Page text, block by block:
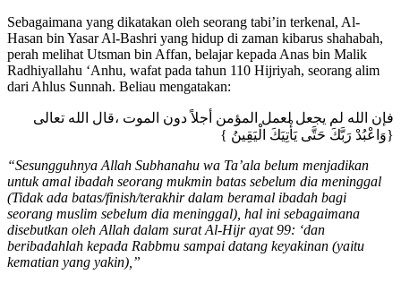
Sebagaimana yang dikatakan oleh seorang tabi’in terkenal, Al-
Hasan bin Yasar Al-Bashri yang hidup di zaman kibarus shahabah,
perah melihat Utsman bin Affan, belajar kepada Anas bin Malik
Radhiyallahu ‘Anhu, wafat pada tahun 110 Hijriyah, seorang alim
dari Ahlus Sunnah. Beliau mengatakan:
فإن الله لم يجعل لعمل المؤمن أجلاً دون الموت ،قال الله تعالى
{وَاعْبُدْ رَبَّكَ حَتَّى يَأْتِيَكَ الْيَقِينُ }
“Sesungguhnya Allah Subhanahu wa Ta’ala belum menjadikan
untuk amal ibadah seorang mukmin batas sebelum dia meninggal
(Tidak ada batas/finish/terakhir dalam beramal ibadah bagi
seorang muslim sebelum dia meninggal), hal ini sebagaimana
disebutkan oleh Allah dalam surat Al-Hijr ayat 99: ‘dan
beribadahlah kepada Rabbmu sampai datang keyakinan (yaitu
kematian yang yakin),”